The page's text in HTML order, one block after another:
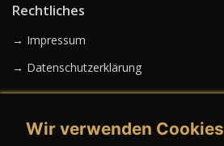
Rechtliches
→ Impressum
→ Datenschutzerklärung
Wir verwenden Cookies